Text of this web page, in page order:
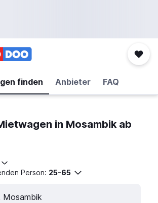
finden Anbieter FAQ
in Mosambik ab
Person: 25-65
Mosambik